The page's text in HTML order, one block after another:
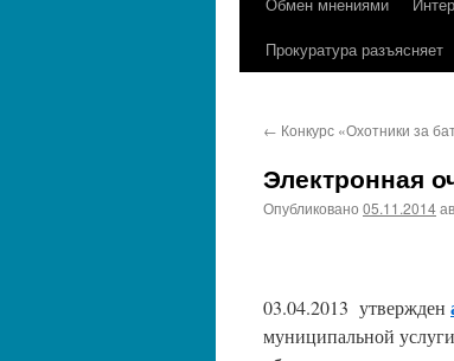
Прокуратура разъясняет
← Конкурс «Охотники за
Электронная
Опубликовано 05.11.2014
03.04.2013 утвержден
муниципальной услуги